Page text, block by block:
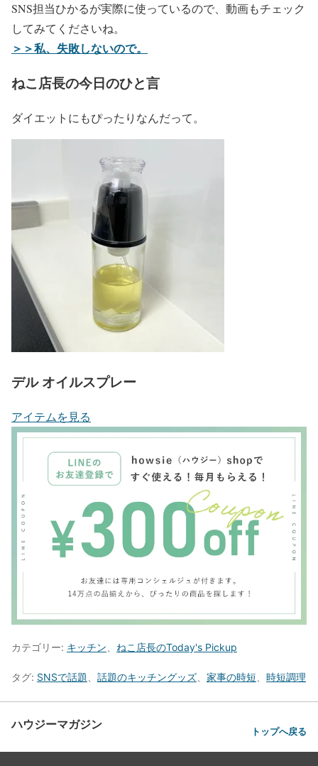
SNS担当ひかるが実際に使っているので、動画もチェック
してみてくださいね。
＞＞私、失敗しないので。
ねこ店長の今日のひと言
ダイエットにもぴったりなんだって。
デル オイルスプレー
アイテムを見る
カテゴリー: キッチン ねこ店長のToday's Pickup
タグ: SNSで話題 話題のキッチングッズ 家事の時短 時短調理
ハウジーマガジン トップへ戻る